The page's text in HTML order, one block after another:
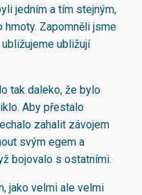
jedním a tím stejným,
Zapomněli jsme
ubližují
tak daleko, že bylo
Aby přestalo
zahalit závojem
svým egem a
bojovalo s ostatními.
jako velmi ale velmi